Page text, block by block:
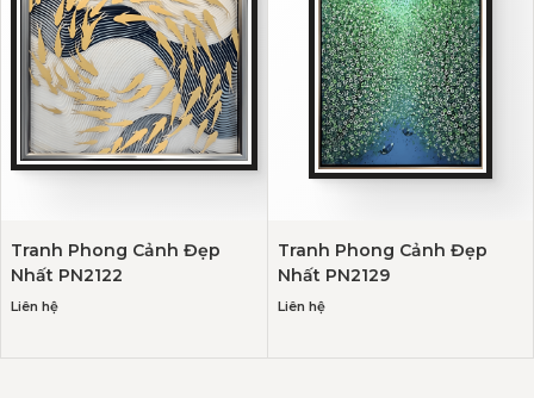
Tranh Phong Cảnh Đẹp
Nhất PN2122
Liên hệ
Tranh Phong Cảnh Đẹp
Nhất PN2129
Liên hệ